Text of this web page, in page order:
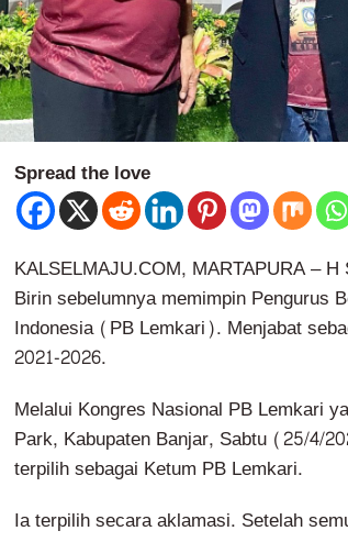
Spread the love
KALSELMAJU.COM, MARTAPURA –
Birin sebelumnya memimpin Pengurus
Indonesia (PB Lemkari). Menjabat
2021-2026.
Melalui Kongres Nasional PB Lemkari
Park, Kabupaten Banjar, Sabtu (25/4/
terpilih sebagai Ketum PB Lemkari.
Ia terpilih secara aklamasi. Setelah